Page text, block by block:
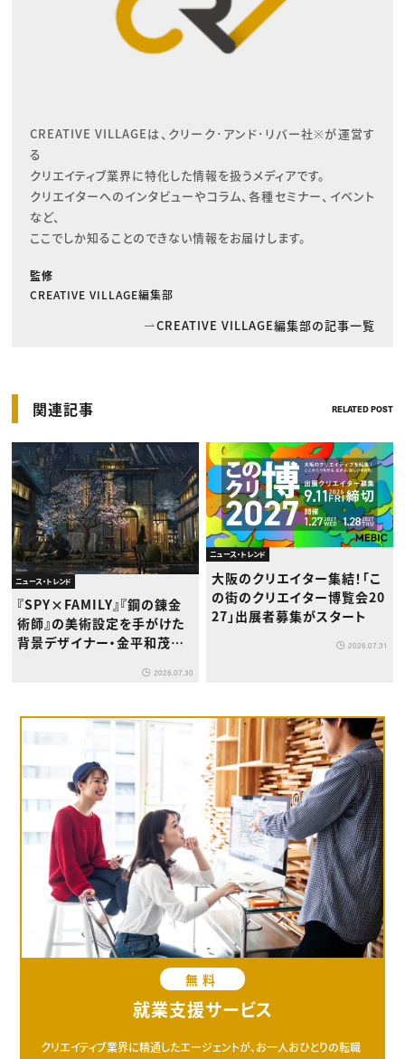
CREATIVE VILLAGEは、クリーク･アンド･リバー社※が運営す
る
クリエイティブ業界に特化した情報を扱うメディアです。
クリエイターへのインタビューやコラム、各種セミナー、イベント
など、
ここでしか知ることのできない情報をお届けします。
監修
CREATIVE VILLAGE編集部
CREATIVE VILLAGE編集部の記事一覧
関連記事 RELATED POST
ニュース・トレンド
『SPY×FAMILY』『鋼の錬金
術師』の美術設定を手がけた
背景デザイナー・金平和茂氏
2026.07.30
ニュース・トレンド
大阪のクリエイター集結！「こ
の街のクリエイター博覧会20
27」出展者募集がスタート
2026.07.31
無料
就業支援サービス
クリエイティブ業界に精通したエージェントが、お一人おひとりの転職